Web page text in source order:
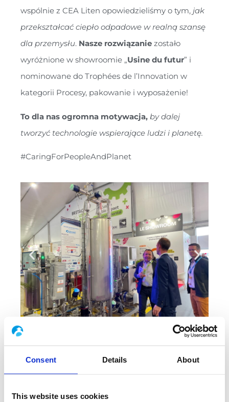
Consent Details About
This website uses cookies
wspólnie z CEA Liten opowiedzieliśmy o tym, jak
przekształcać ciepło odpadowe w realną szansę
dla przemysłu. Nasze rozwiązanie zostało
wyróżnione w showroomie „Usine du futur” i
nominowane do Trophées de l’Innovation w
kategorii Procesy, pakowanie i wyposażenie!
To dla nas ogromna motywacja, by dalej
tworzyć technologie wspierające ludzi i planetę.
#CaringForPeopleAndPlanet